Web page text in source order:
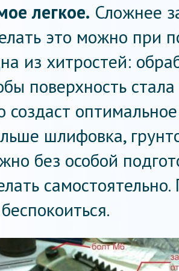
легкое. Сложнее
это можно при
из хитростей:
поверхность
создаст
шлифовка,
без особой